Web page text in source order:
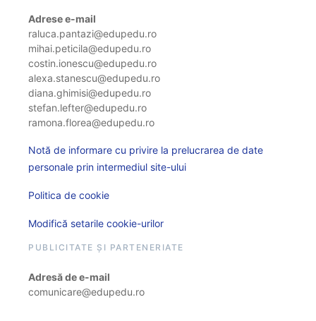
Adrese e-mail
raluca.pantazi@edupedu.ro
mihai.peticila@edupedu.ro
costin.ionescu@edupedu.ro
alexa.stanescu@edupedu.ro
diana.ghimisi@edupedu.ro
stefan.lefter@edupedu.ro
ramona.florea@edupedu.ro
Notă de informare cu privire la prelucrarea de date
personale prin intermediul site-ului
Politica de cookie
Modifică setarile cookie-urilor
PUBLICITATE ȘI PARTENERIATE
Adresă de e-mail
comunicare@edupedu.ro